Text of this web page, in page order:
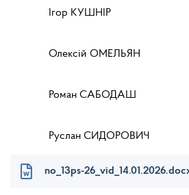
Ігор КУШНІР
Олексій ОМЕЛЬЯН
Роман САБОДАШ
Руслан СИДОРОВИЧ
no_13ps-